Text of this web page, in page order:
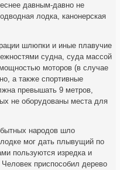
давным-давно не
лодка, канонерская
шлюпки и иные плавучие
судна, суда массой
моторов (в случае
а также спортивные
превышать 9 метров,
не оборудованы места для
народов шло
мог дать плывущий по
пользуются изредка и
приспособил дерево